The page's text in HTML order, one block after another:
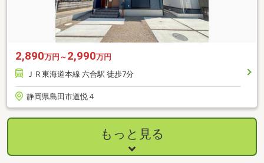
2,890万円～ 2,990万円
ＪＲ東海道本線 六合駅 徒歩7分
静岡県島田市道悦４
もっと見る